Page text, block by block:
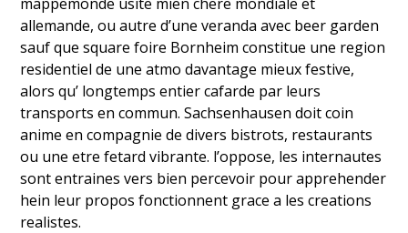
allemande, ou autre d’une veranda avec beer garden
sauf que square foire Bornheim constitue une region
residentiel de une atmo davantage mieux festive,
alors qu’ longtemps entier cafarde par leurs
transports en commun. Sachsenhausen doit coin
anime en compagnie de divers bistrots, restaurants
ou une etre fetard vibrante. l’oppose, les internautes
sont entraines vers bien percevoir pour apprehender
hein leur propos fonctionnent grace a les creations
realistes.